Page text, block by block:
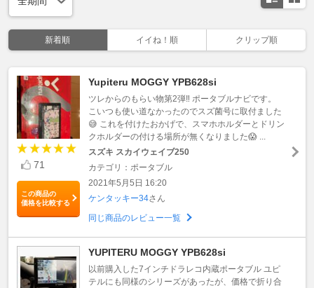
新着順 イイね！順 クリップ順
71
この商品の
価格を比較する
Yupiteru MOGGY YPB628si
ツレからのもらい物第2弾‼️ ポータブルナビです。
こいつも使い道なかったのでスズ菌号に取付ました
😅 これを付けたおかげで、スマホホルダーとドリン
クホルダーの付ける場所が無くなりました😱 ...
スズキ スカイウェイブ250
カテゴリ：ポータブル
2021年5月5日 16:20
ケンタッキー34さん
同じ商品のレビュー一覧
YUPITERU MOGGY YPB628si
以前購入した7インチドラレコ内蔵ポータブル ユピ
テルにも同様のシリーズがあったが、価格で折り合